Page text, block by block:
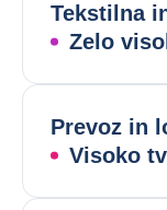
Tekstilna
Zelo
Prevoz in
Visoko